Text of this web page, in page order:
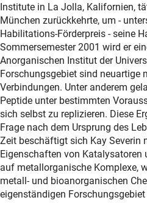
Institute in La Jolla, Kalifornien,
München zurückkehrte, um -
Habilitations-Förderpreis - seine
Sommersemester 2001 wird er
Anorganischen Institut der
Forschungsgebiet sind neuartige
Verbindungen. Unter anderem
Peptide unter bestimmten
sich selbst zu replizieren. Diese
Frage nach dem Ursprung des
Zeit beschäftigt sich Kay Severin
Eigenschaften von Katalysatoren
auf metallorganische Komplexe,
metall- und bioanorganischen
eigenständigen